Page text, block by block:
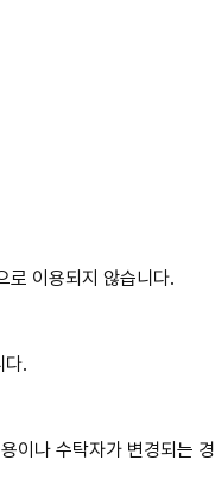
로 이용되지 않습니다.
다.
이나 수탁자가 변경되는 경